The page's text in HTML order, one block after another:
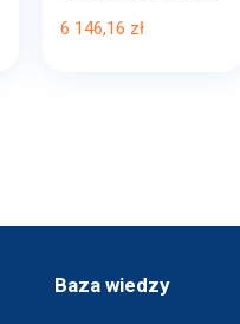
6 146,16 zł
Baza wiedzy